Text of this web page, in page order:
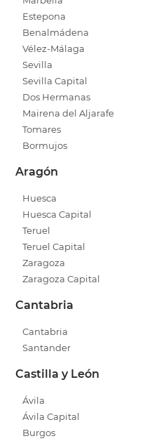
Estepona
Benalmádena
Vélez-Málaga
Sevilla
Sevilla Capital
Dos Hermanas
Mairena del Aljarafe
Tomares
Bormujos
Aragón
Huesca
Huesca Capital
Teruel
Teruel Capital
Zaragoza
Zaragoza Capital
Cantabria
Cantabria
Santander
Castilla y León
Ávila
Ávila Capital
Burgos